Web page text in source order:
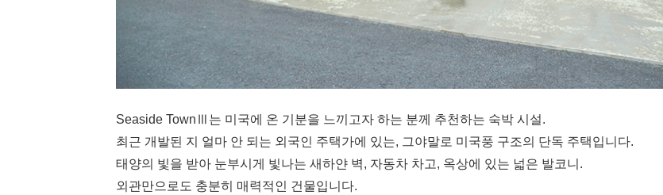
Seaside TownⅢ는 미국에 온 기분을 느끼고자 하는 분께 추천하는 숙박 시설.
최근 개발된 지 얼마 안 되는 외국인 주택가에 있는, 그야말로 미국풍 구조의 단독 주택입니다.
태양의 빛을 받아 눈부시게 빛나는 새하얀 벽, 자동차 차고, 옥상에 있는 넓은 발코니.
외관만으로도 충분히 매력적인 건물입니다.